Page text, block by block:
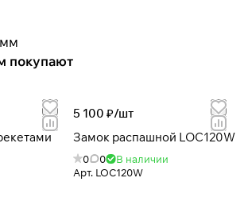
покупают
5 100 ₽/шт
Замок распашной LOC120W
0 0
В наличии
Арт. LOC120W